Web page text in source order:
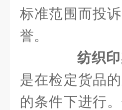
标准范围而投
誉。
纺织
是在检定货品
的条件下进行